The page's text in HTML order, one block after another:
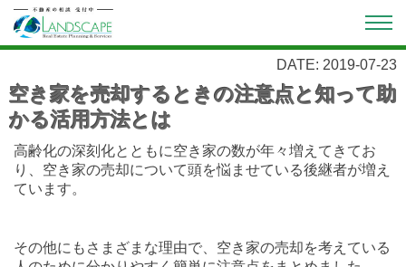
DATE: 2019-07-23
空き家を売却するときの注意点と知って助
かる活用方法とは
高齢化の深刻化とともに空き家の数が年々増えてきてお
り、空き家の売却について頭を悩ませている後継者が増え
ています。
その他にもさまざまな理由で、空き家の売却を考えている